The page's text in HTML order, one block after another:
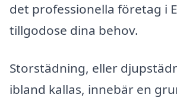
det professionella företag i
tillgodose dina behov.
Storstädning, eller
ibland kallas, innebär en